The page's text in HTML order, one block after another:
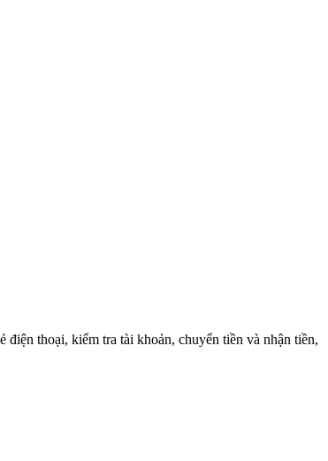
thoại, kiểm tra tài khoản, chuyển tiền và nhận tiền,